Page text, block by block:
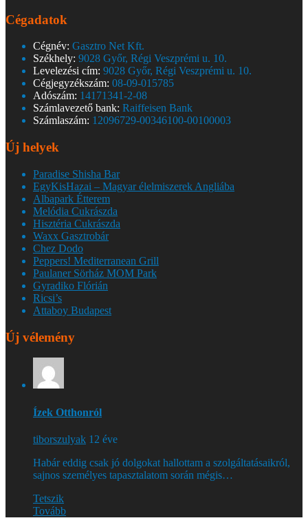
Cégadatok
Cégnév: Gasztro Net Kft.
Székhely: 9028 Győr, Régi Veszprémi u. 10.
Levelezési cím: 9028 Győr, Régi Veszprémi u. 10.
Cégjegyzékszám: 08-09-015785
Adószám: 14171341-2-08
Számlavezető bank: Raiffeisen Bank
Számlaszám: 12096729-00346100-00100003
Új helyek
Paradise Shisha Bar
EgyKisHazai – Magyar élelmiszerek Angliába
Albapark Étterem
Melódia Cukrászda
Hisztéria Cukrászda
Waxx Gasztrobár
Chez Dodo
Peppers! Mediterranean Grill
Paulaner Sörház MOM Park
Gyradiko Flórián
Ricsi’s
Attaboy Budapest
Új vélemény
Ízek Otthonról
tiborszulyak 12 éve
Habár eddig csak jó dolgokat hallottam a szolgáltatásaikról,
sajnos személyes tapasztalatom során mégis…
Tetszik
Tovább